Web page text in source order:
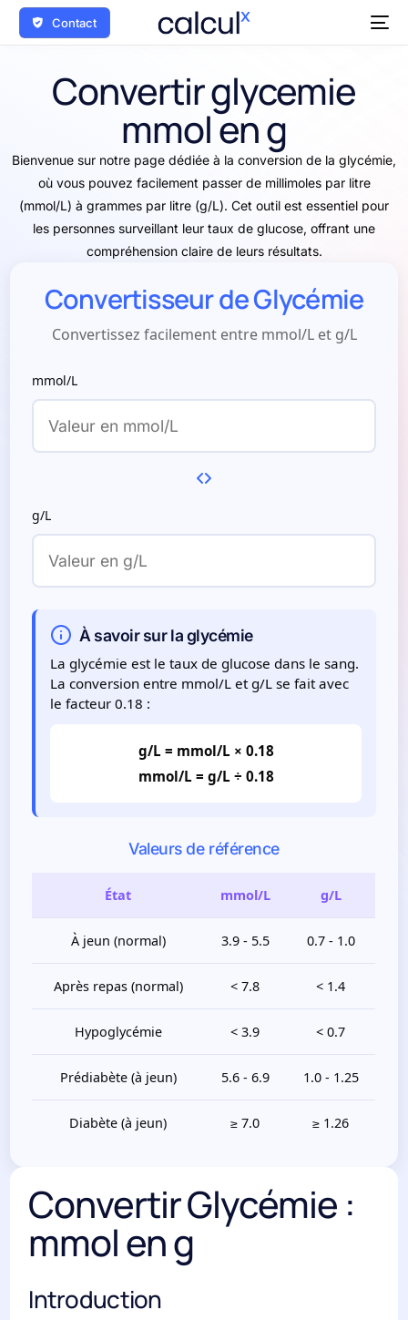
Contact
Convertir glycemie
mmol en g
Bienvenue sur notre page dédiée à la conversion de la glycémie,
où vous pouvez facilement passer de millimoles par litre
(mmol/L) à grammes par litre (g/L). Cet outil est essentiel pour
les personnes surveillant leur taux de glucose, offrant une
compréhension claire de leurs résultats.
Convertisseur de Glycémie
Convertissez facilement entre mmol/L et g/L
mmol/L
g/L
À savoir sur la glycémie
La glycémie est le taux de glucose dans le sang.
La conversion entre mmol/L et g/L se fait avec
le facteur 0.18 :
g/L = mmol/L × 0.18
mmol/L = g/L ÷ 0.18
Valeurs de référence
État mmol/L g/L
À jeun (normal) 3.9 - 5.5 0.7 - 1.0
Après repas (normal) < 7.8 < 1.4
Hypoglycémie < 3.9 < 0.7
Prédiabète (à jeun) 5.6 - 6.9 1.0 - 1.25
Diabète (à jeun) ≥ 7.0 ≥ 1.26
Convertir Glycémie :
mmol en g
Introduction